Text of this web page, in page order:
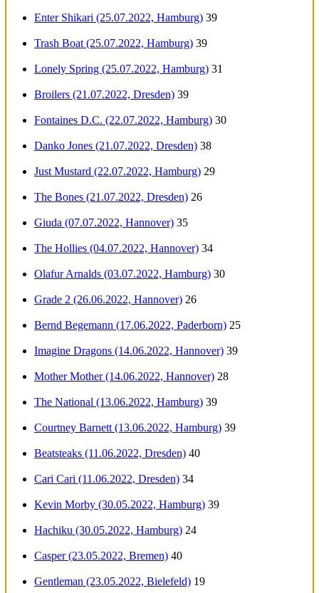
Enter Shikari (25.07.2022, Hamburg) 39
Trash Boat (25.07.2022, Hamburg) 39
Lonely Spring (25.07.2022, Hamburg) 31
Broilers (21.07.2022, Dresden) 39
Fontaines D.C. (22.07.2022, Hamburg) 30
Danko Jones (21.07.2022, Dresden) 38
Just Mustard (22.07.2022, Hamburg) 29
The Bones (21.07.2022, Dresden) 26
Giuda (07.07.2022, Hannover) 35
The Hollies (04.07.2022, Hannover) 34
Olafur Arnalds (03.07.2022, Hamburg) 30
Grade 2 (26.06.2022, Hannover) 26
Bernd Begemann (17.06.2022, Paderborn) 25
Imagine Dragons (14.06.2022, Hannover) 39
Mother Mother (14.06.2022, Hannover) 28
The National (13.06.2022, Hamburg) 39
Courtney Barnett (13.06.2022, Hamburg) 39
Beatsteaks (11.06.2022, Dresden) 40
Cari Cari (11.06.2022, Dresden) 34
Kevin Morby (30.05.2022, Hamburg) 39
Hachiku (30.05.2022, Hamburg) 24
Casper (23.05.2022, Bremen) 40
Gentleman (23.05.2022, Bielefeld) 19